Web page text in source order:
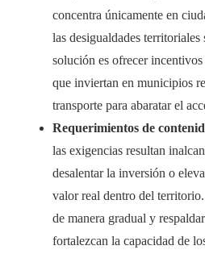
concentra únicamente en
las desigualdades
solución es ofrecer incentivos
que inviertan en municipios
transporte para abaratar el
Requerimientos de
las exigencias resultan
desalentar la inversión o
valor real dentro del
de manera gradual y
fortalezcan la capacidad de